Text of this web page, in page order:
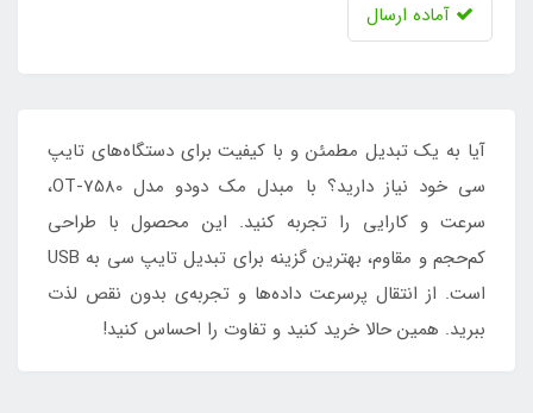
آماده ارسال
آیا به یک تبدیل مطمئن و با کیفیت برای دستگاه‌های تایپ
سی خود نیاز دارید؟ با مبدل مک دودو مدل OT-7580،
سرعت و کارایی را تجربه کنید. این محصول با طراحی
کم‌حجم و مقاوم، بهترین گزینه برای تبدیل تایپ سی به USB
است. از انتقال پرسرعت داده‌ها و تجربه‌ی بدون نقص لذت
ببرید. همین حالا خرید کنید و تفاوت را احساس کنید!